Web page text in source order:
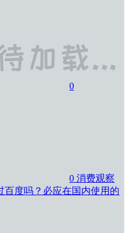
0
0 消费观察
百度吗？必应在国内使用的